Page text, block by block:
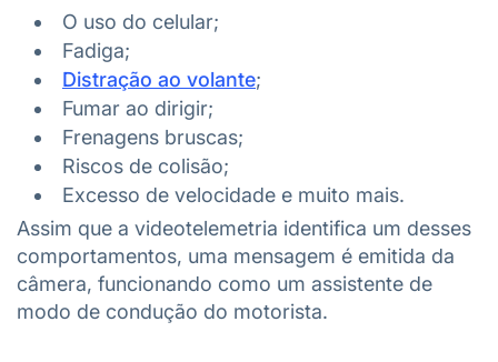
O uso do celular;
Fadiga;
Distração ao volante;
Fumar ao dirigir;
Frenagens bruscas;
Riscos de colisão;
Excesso de velocidade e muito mais.
Assim que a videotelemetria identifica um desses
comportamentos, uma mensagem é emitida da
câmera, funcionando como um assistente de
modo de condução do motorista.